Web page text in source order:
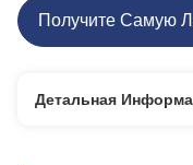
Получите Самую
Детальная